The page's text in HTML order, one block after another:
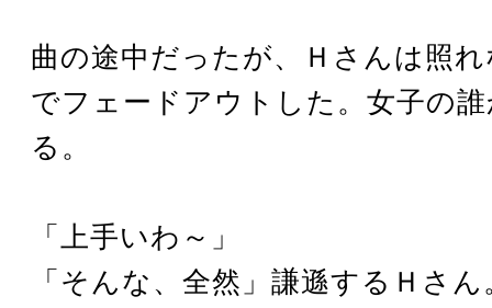
曲の途中だったが、Ｈさんは照
でフェードアウトした。女子の
る。
「上手いわ～」
「そんな、全然」謙遜するＨさん